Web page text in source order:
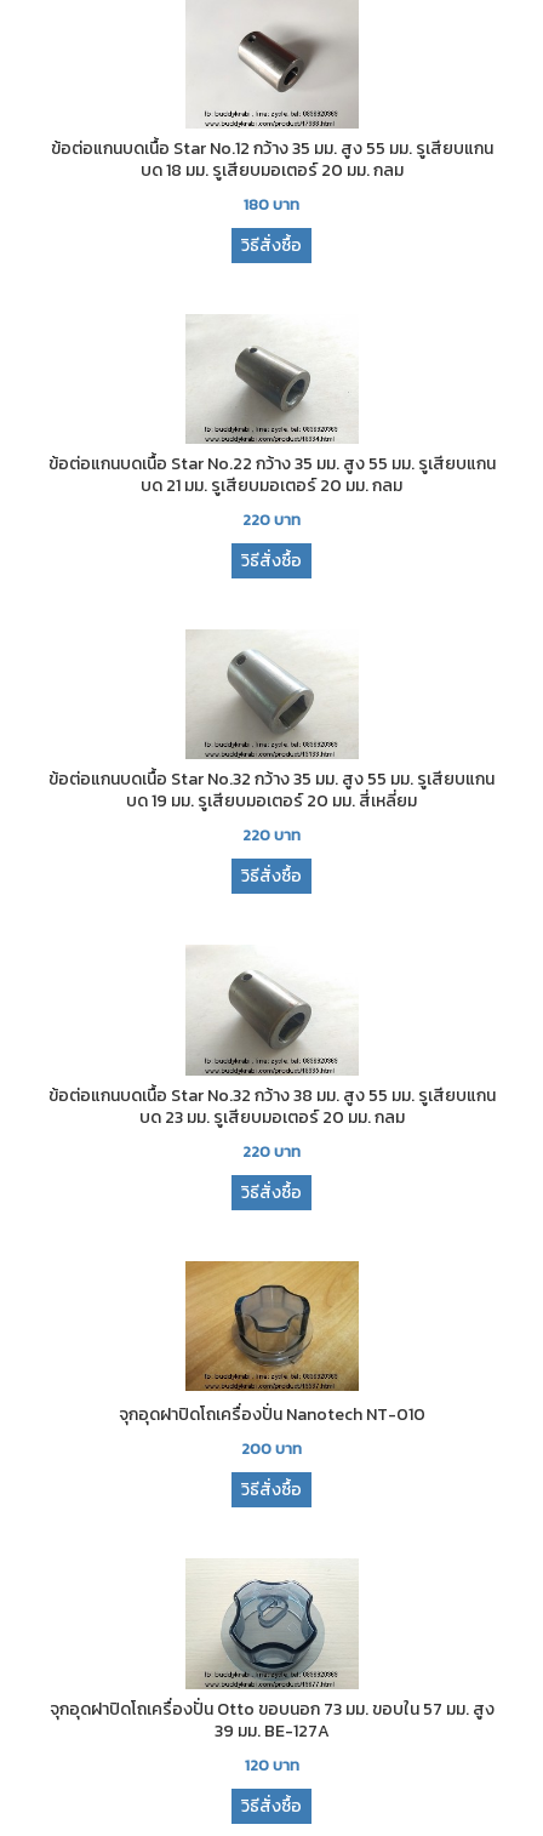
ข้อต่อแกนบดเนื้อ Star No.12 กว้าง 35 มม. สูง 55 มม. รูเสียบแกน
บด 18 มม. รูเสียบมอเตอร์ 20 มม. กลม
180บาท
วิธีสั่งซื้อ
ข้อต่อแกนบดเนื้อ Star No.22 กว้าง 35 มม. สูง 55 มม. รูเสียบแกน
บด 21 มม. รูเสียบมอเตอร์ 20 มม. กลม
220บาท
วิธีสั่งซื้อ
ข้อต่อแกนบดเนื้อ Star No.32 กว้าง 35 มม. สูง 55 มม. รูเสียบแกน
บด 19 มม. รูเสียบมอเตอร์ 20 มม. สี่เหลี่ยม
220บาท
วิธีสั่งซื้อ
ข้อต่อแกนบดเนื้อ Star No.32 กว้าง 38 มม. สูง 55 มม. รูเสียบแกน
บด 23 มม. รูเสียบมอเตอร์ 20 มม. กลม
220บาท
วิธีสั่งซื้อ
จุกอุดฝาปิดโถเครื่องปั่น Nanotech NT-010
200บาท
วิธีสั่งซื้อ
จุกอุดฝาปิดโถเครื่องปั่น Otto ขอบนอก 73 มม. ขอบใน 57 มม. สูง
39 มม. BE-127A
120บาท
วิธีสั่งซื้อ